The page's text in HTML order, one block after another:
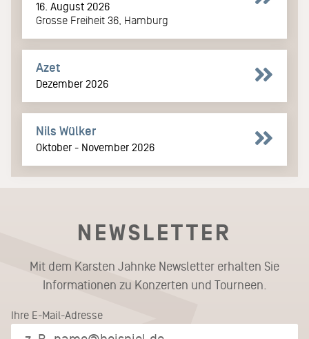
16. August 2026
Grosse Freiheit 36, Hamburg
Azet
Dezember 2026
Nils Wülker
Oktober - November 2026
NEWSLETTER
Mit dem Karsten Jahnke Newsletter erhalten Sie
Informationen zu Konzerten und Tourneen.
Ihre E-Mail-Adresse